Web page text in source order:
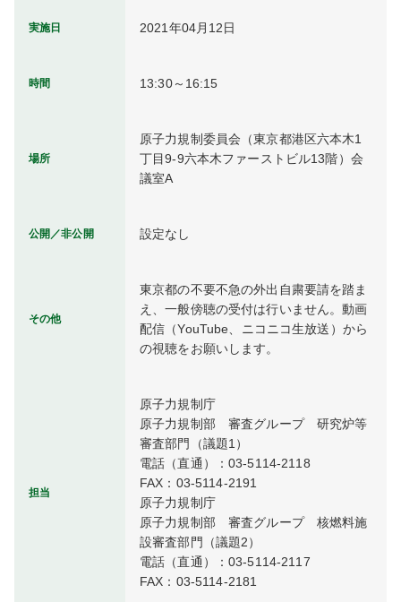
実施日 2021年04月12日
時間 13:30～16:15
場所
原子力規制委員会（東京都港区六本木1
丁目9-9六本木ファーストビル13階）会
議室A
公開／非公開 設定なし
その他
東京都の不要不急の外出自粛要請を踏ま
え、一般傍聴の受付は行いません。動画
配信（YouTube、ニコニコ生放送）から
の視聴をお願いします。
担当
原子力規制庁
原子力規制部　審査グループ　研究炉等
審査部門（議題1）
電話（直通）：03-5114-2118
FAX：03-5114-2191
原子力規制庁
原子力規制部　審査グループ　核燃料施
設審査部門（議題2）
電話（直通）：03-5114-2117
FAX：03-5114-2181